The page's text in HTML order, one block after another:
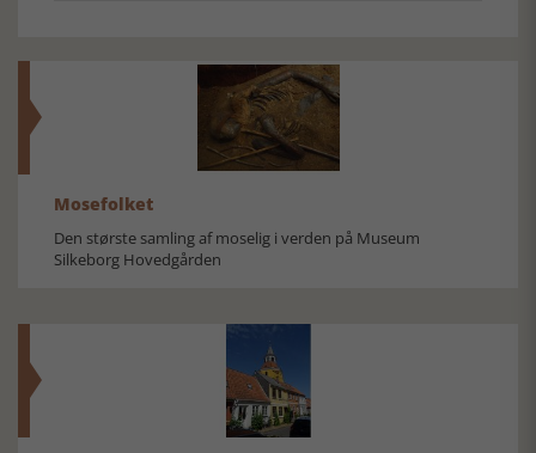
Mosefolket
Den største samling af moselig i verden på Museum
Silkeborg Hovedgården